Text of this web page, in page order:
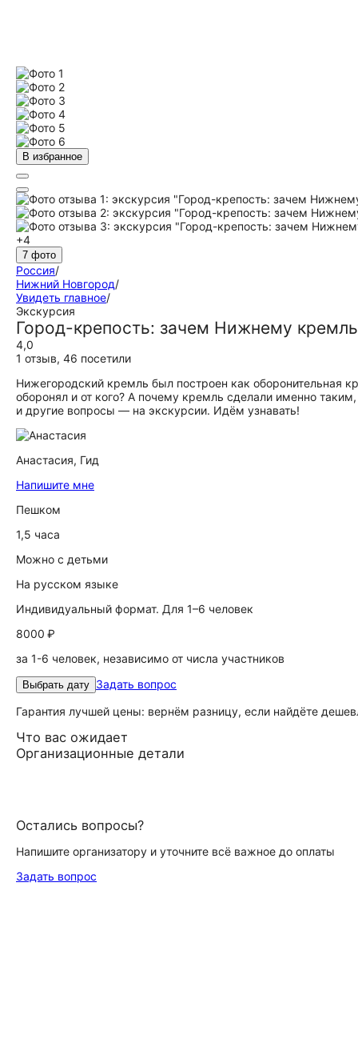
В избранное
+4
7 фото
Россия/
Нижний Новгород/
Увидеть главное/
Экскурсия
Город-крепость: зачем Нижнему кремль
4,0
1 отзыв, 46 посетили
Нижегородский кремль был построен как оборонительная
оборонял и от кого? А почему кремль сделали именно
и другие вопросы — на экскурсии. Идём узнавать!
Анастасия, Гид
Напишите мне
Пешком
1,5 часа
Можно с детьми
На русском языке
Индивидуальный формат. Для 1–6 человек
8000 ₽
за 1-6 человек, независимо от числа участников
Выбрать дату Задать вопрос
Гарантия лучшей цены: вернём разницу, если найдёте
Что вас ожидает
Организационные детали
Остались вопросы?
Напишите организатору и уточните всё важное до оплаты
Задать вопрос